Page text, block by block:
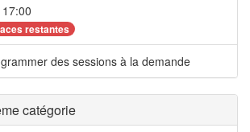
restantes
des sessions à la demande
catégorie